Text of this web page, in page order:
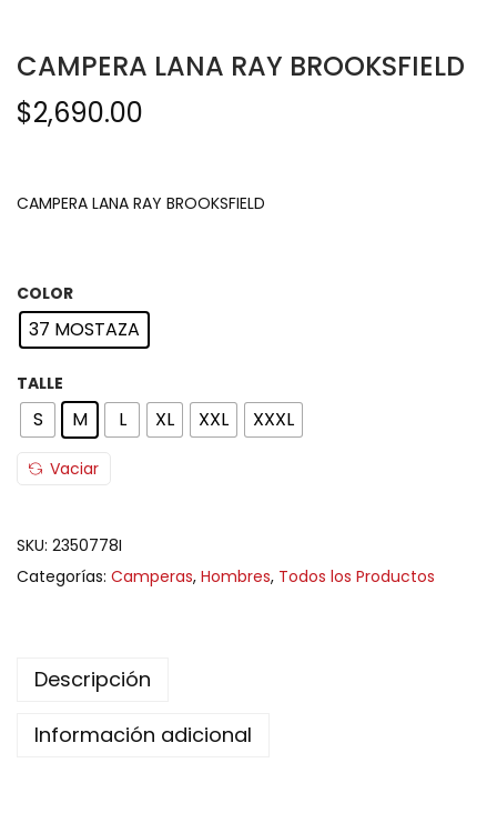
CAMPERA LANA RAY BROOKSFIELD
$2,690.00
CAMPERA LANA RAY BROOKSFIELD
COLOR
37 MOSTAZA
TALLE
S M L XL XXL XXXL
Vaciar
SKU: 2350778I
Categorías: Camperas, Hombres, Todos los Productos
Descripción
Información adicional